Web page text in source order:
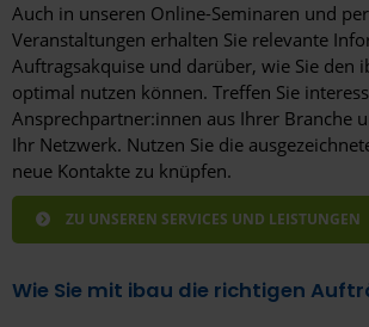
Auch in unseren Online-Seminaren und
Veranstaltungen erhalten Sie relevante
Auftragsakquise und darüber, wie Sie den
optimal nutzen können. Treffen Sie
Ansprechpartner:innen aus Ihrer Branche
Ihr Netzwerk. Nutzen Sie die
neue Kontakte zu knüpfen.
ZU UNSEREN SERVICES UND LEISTUNGEN
Wie Sie mit ibau die richtigen